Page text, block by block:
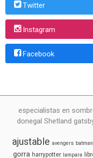
Twitter
Instagram
Facebook
especialistas en
donegal Shetland
ajustable avengers batman
gorra harrypotter lampara